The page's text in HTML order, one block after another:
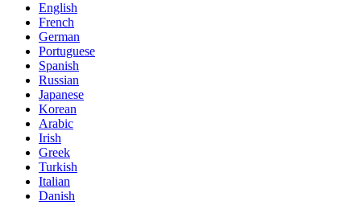
English
French
German
Portuguese
Spanish
Russian
Japanese
Korean
Arabic
Irish
Greek
Turkish
Italian
Danish